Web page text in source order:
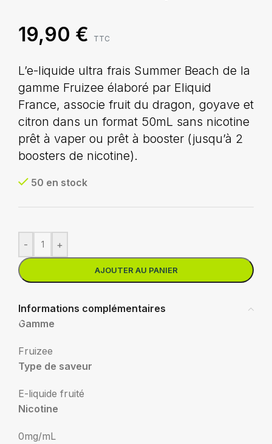
19,90 € TTC
L’e-liquide ultra frais Summer Beach de la
gamme Fruizee élaboré par Eliquid
France, associe fruit du dragon, goyave et
citron dans un format 50mL sans nicotine
prêt à vaper ou prêt à booster (jusqu’à 2
boosters de nicotine).
50 en stock
- +
AJOUTER AU PANIER
Informations complémentaires
Gamme
Fruizee
Type de saveur
E-liquide fruité
Nicotine
0mg/mL